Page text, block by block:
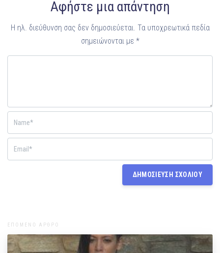
Αφήστε μια απάντηση
Η ηλ. διεύθυνση σας δεν δημοσιεύεται. Τα υποχρεωτικά πεδία
σημειώνονται με *
ΕΠΟΜΕΝΟ ΑΡΘΡΟ